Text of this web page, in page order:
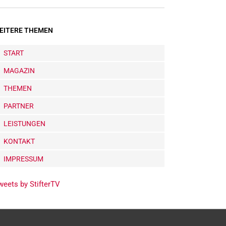
THEMEN
START
MAGAZIN
THEMEN
PARTNER
LEISTUNGEN
KONTAKT
IMPRESSUM
by StifterTV